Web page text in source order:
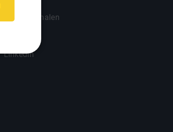
Succesverhalen
LinkedIn